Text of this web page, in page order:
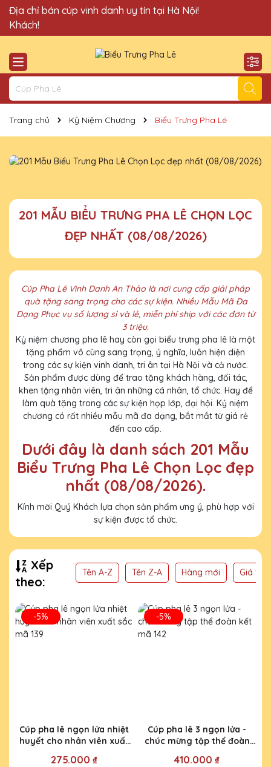
Quà Tặng Cúp Pha Lê Vinh Danh An Thảo xin chào Quý
Khách!
Địa chỉ bán cúp vinh danh uy tín tại Hà Nội!
Trang chủ Kỷ Niệm Chương Biểu Trưng Pha Lê
201 MẪU BIỂU TRƯNG PHA LÊ CHỌN LỌC
ĐẸP NHẤT (08/08/2026)
Cúp Pha Lê Vinh Danh An Thảo là nơi cung cấp giải pháp
quà tặng sang trọng cho các sự kiện. Nhiều Mẫu Mã Đa
Dạng Phục vụ số lượng sỉ và lẻ, miễn phí ship với các đơn từ
3 triệu.
Kỷ niệm chương pha lê hay còn gọi biểu trưng pha lê là một
tặng phẩm vô cùng sang trọng, ý nghĩa, luôn hiện diện
trong các sự kiện vinh danh, tri ân tại Hà Nội và cả nước.
Sản phẩm được dùng để trao tặng khách hàng, đối tác,
khen tặng nhân viên, tri ân những cá nhân, tổ chức. Hay để
làm quà tặng trong các sự kiện họp lớp, đại hội. Kỷ niệm
chương có rất nhiều mẫu mã đa dạng, bắt mắt từ giá rẻ
đến cao cấp.
Dưới đây là danh sách 201 Mẫu
Biểu Trưng Pha Lê Chọn Lọc đẹp
nhất (08/08/2026).
Kính mời Quý Khách lựa chọn sản phẩm ưng ý, phù hợp với
sự kiện được tổ chức.
Xếp
theo:
Tên A-Z Tên Z-A Hàng mới Giá
-5%
Cúp pha lê ngọn lửa nhiệt
huyết cho nhân viên xuất
275.000 ₫
-5%
Cúp pha lê 3 ngọn lửa -
chúc mừng tập thể đoàn
410.000 ₫